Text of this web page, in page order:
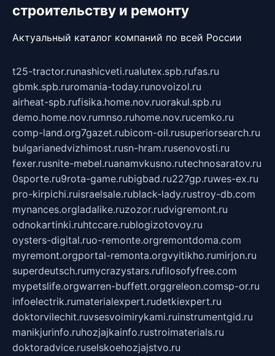
строительству и ремонту
Актуальный каталог компаний по всей России
t25-tractor.runashicveti.rualutex.spb.rufas.ru
gbmk.spb.ruromania-today.runovoizol.ru
airheat-spb.rufisika.home.nov.ruorakul.spb.ru
demo.home.nov.rumnso.ruhome.nov.rucemko.ru
comp-land.org7gazet.rubicom-oil.rusuperiorsearch.ru
bulgarianedvizhimost.rusn-hram.rusenovosti.ru
fexer.rusnite-mebel.ruanamvkusno.rutechnosaratov.ru
0sporte.ru9rota-game.rubigbad.ru227gp.ruwes-ex.ru
pro-kirpichi.ruisraelsale.rublack-lady.rustroy-db.com
mynances.orgladalike.ruzozor.rudvigremont.ru
odnokartinki.ruhtccare.rublogizotovoy.ru
oysters-digital.ruo-remonte.orgremontdoma.com
myremont.orgportal-remonta.orgvyitikho.rumirjon.ru
superdeutsch.rumycrazystars.rufilosofyfree.com
mypetslife.orgwarren-buffett.orggreleon.comsp-or.ru
infoelectrik.rumaterialexpert.rudetkiexpert.ru
doktorvilechit.ruvsesvoimirykami.ruinstrumentgid.ru
manikjurinfo.ruhozjajkainfo.rustroimaterials.ru
doktoradvice.ruselskoehozjajstvo.ru